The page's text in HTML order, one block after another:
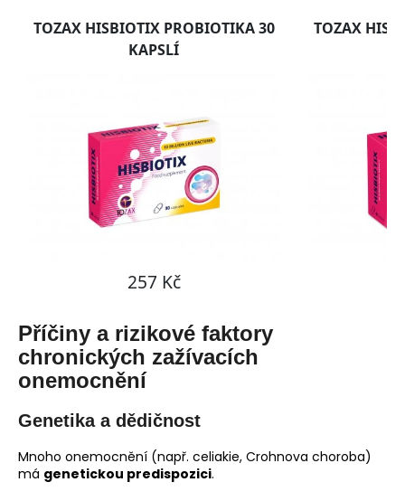
Příčiny a rizikové faktory
chronických zažívacích
onemocnění
Genetika a dědičnost
Mnoho onemocnění (např. celiakie, Crohnova choroba)
má genetickou predispozici.